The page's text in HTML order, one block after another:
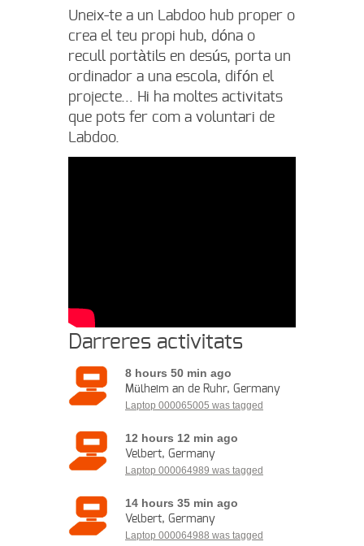
Uneix-te a un Labdoo hub proper o
crea el teu propi hub, dóna o
recull portàtils en desús, porta un
ordinador a una escola, difón el
projecte… Hi ha moltes activitats
que pots fer com a voluntari de
Labdoo.
Darreres activitats
8 hours 50 min ago
Mülheim an de Ruhr, Germany
Laptop 000065005 was tagged
12 hours 12 min ago
Velbert, Germany
Laptop 000064989 was tagged
14 hours 35 min ago
Velbert, Germany
Laptop 000064988 was tagged